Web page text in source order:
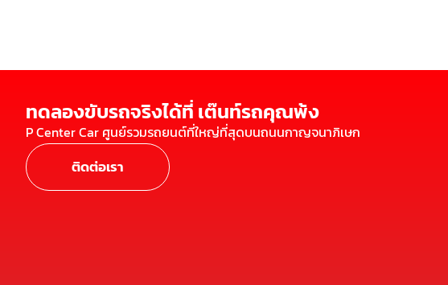
ทดลองขับรถจริงได้ที่ เต๊นท์รถคุณพ้ง
P Center Car ศูนย์รวมรถยนต์ที่ใหญ่ที่สุดบนถนนกาญจนาภิเษก
ติดต่อเรา